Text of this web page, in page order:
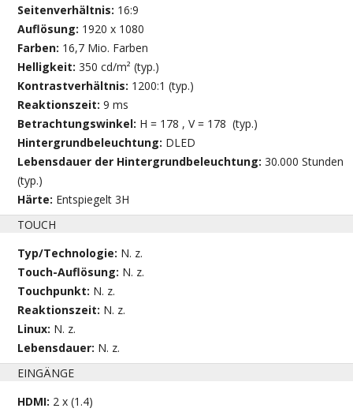
Seitenverhältnis: 16:9
Auflösung: 1920 x 1080
Farben: 16,7 Mio. Farben
Helligkeit:350 cd/m² (typ.)
Kontrastverhältnis: 1200:1 (typ.)
Reaktionszeit:9 ms
Betrachtungswinkel: H = 178 , V = 178 (typ.)
Hintergrundbeleuchtung: DLED
Lebensdauer der Hintergrundbeleuchtung:30.000 Stunden
(typ.)
Härte: Entspiegelt 3H
TOUCH
Typ/Technologie: N. z.
Touch-Auflösung: N. z.
Touchpunkt: N. z.
Reaktionszeit: N. z.
Linux: N. z.
Lebensdauer: N. z.
EINGÄNGE
HDMI: 2 x (1.4)